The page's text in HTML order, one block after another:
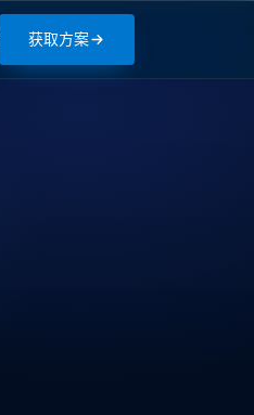
获取方案